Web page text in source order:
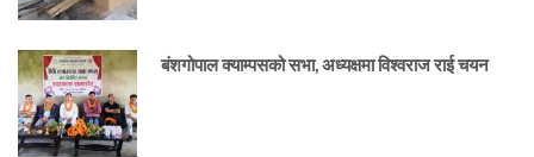
बंशगोपाल क्याम्पसको सभा, अध्यक्षमा विश्वराज राई चयन